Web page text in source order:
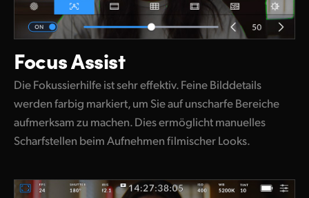
Focus Assist
Die Fokussierhilfe ist sehr effektiv. Feine Bilddetails
werden farbig markiert, um Sie auf unscharfe Bereiche
aufmerksam zu machen. Dies ermöglicht manuelles
Scharfstellen beim Aufnehmen filmischer Looks.